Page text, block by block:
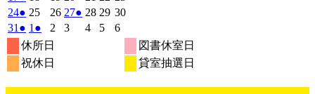
27
日
ベ
ン
ト)
日
29
日
30
日
ベ
ン
31
日
1
日
ベ
ン
ト)
2
日
月
3
日
イ
ベ
ン
ト)
月
4
日
月
5
日
月
6
日
月
7
日
月
8
日
月
9
日
8
月
10
日
の
イ
ベ
ン
ト)
11
日
の
イ
ベ
ン
ト)
8
月
12
8
月
の
イ
8
月
14
8
月
15
8
16
年
8
月
17
日
件
の
イ
ベ
ン
月
18
日
年
8
年
年
8
年 年
月
242026
年
8
月
24
● (1
件
の
イ
ベ
252026
年
8
月
25
262026
年
272026
● (1
件
282026
年
292026
年
302026
8
月
31 2026
年
8
月
● (1
件
の
イ
ベ
1 2026
年
9
月
●
件
の
イ
ベ
2 2026
32026
42026
52026
62026
年
9
休所日
図書休室日
祝休日
貸室抽選日